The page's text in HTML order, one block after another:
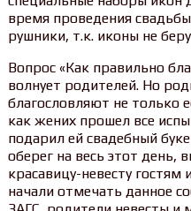
время проведения
рушники, т.к. иконы не
Вопрос «Как правильно
волнует родителей. Но
благословляют не только
как жених прошел все
подарил ей свадебный
оберег на весь этот день,
красавицу-невесту
начали отмечать данное